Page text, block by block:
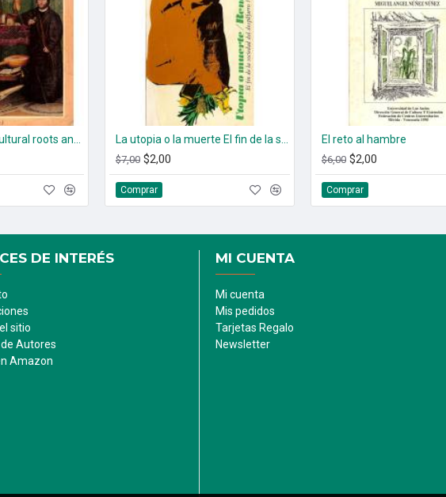
$7,00 $2,00
Comprar
El reto al hambre
$6,00 $2,00
Comprar
DE INTERÉS
sitio
Autores
Amazon
MI CUENTA
Mi cuenta
Mis pedidos
Tarjetas Regalo
Newsletter